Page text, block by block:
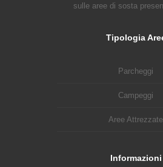
sulle aree di sosta
Tipologia
Parcheggi
Campeggi
Aree Attrezzate
Informazioni